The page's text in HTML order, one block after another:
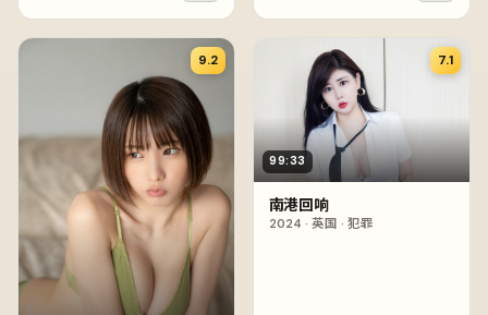
9.2
99:33
7.1
南港回响
2024 · 英国 · 犯罪